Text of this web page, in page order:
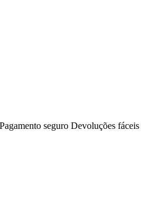
Pagamento seguro Devoluções fáceis